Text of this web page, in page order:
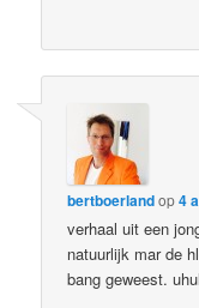
bertboerlandop4
verhaal uit een
natuurlijk mar de
bang geweest.